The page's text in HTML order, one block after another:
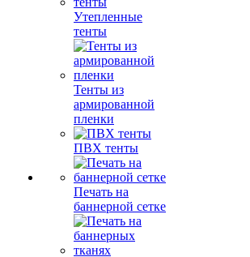
Утепленные
тенты
Тенты из
армированной
пленки
ПВХ тенты
Печать на
баннерной сетке